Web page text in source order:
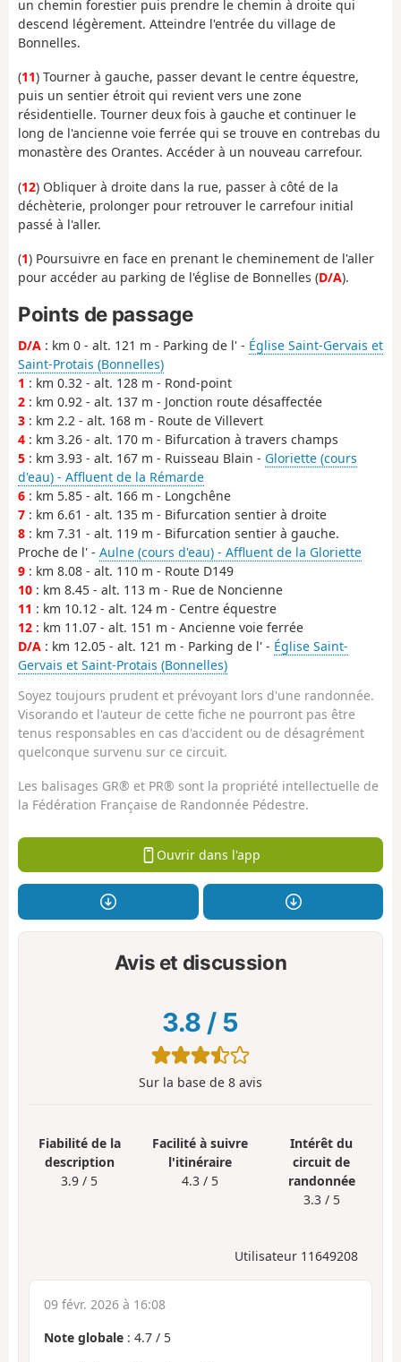
un chemin forestier puis prendre le chemin à droite qui
descend légèrement. Atteindre l'entrée du village de
Bonnelles.
(11) Tourner à gauche, passer devant le centre équestre,
puis un sentier étroit qui revient vers une zone
résidentielle. Tourner deux fois à gauche et continuer le
long de l'ancienne voie ferrée qui se trouve en contrebas du
monastère des Orantes. Accéder à un nouveau carrefour.
(12) Obliquer à droite dans la rue, passer à côté de la
déchèterie, prolonger pour retrouver le carrefour initial
passé à l'aller.
(1) Poursuivre en face en prenant le cheminement de l'aller
pour accéder au parking de l'église de Bonnelles (D/A).
Points de passage
D/A : km 0 - alt. 121 m - Parking de l' - Église Saint-Gervais et
Saint-Protais (Bonnelles)
1 : km 0.32 - alt. 128 m - Rond-point
2 : km 0.92 - alt. 137 m - Jonction route désaffectée
3 : km 2.2 - alt. 168 m - Route de Villevert
4 : km 3.26 - alt. 170 m - Bifurcation à travers champs
5 : km 3.93 - alt. 167 m - Ruisseau Blain - Gloriette (cours
d'eau) - Affluent de la Rémarde
6 : km 5.85 - alt. 166 m - Longchêne
7 : km 6.61 - alt. 135 m - Bifurcation sentier à droite
8 : km 7.31 - alt. 119 m - Bifurcation sentier à gauche.
Proche de l' - Aulne (cours d'eau) - Affluent de la Gloriette
9 : km 8.08 - alt. 110 m - Route D149
10 : km 8.45 - alt. 113 m - Rue de Noncienne
11 : km 10.12 - alt. 124 m - Centre équestre
12 : km 11.07 - alt. 151 m - Ancienne voie ferrée
D/A : km 12.05 - alt. 121 m - Parking de l' - Église Saint-
Gervais et Saint-Protais (Bonnelles)
Soyez toujours prudent et prévoyant lors d'une randonnée.
Visorando et l'auteur de cette fiche ne pourront pas être
tenus responsables en cas d'accident ou de désagrément
quelconque survenu sur ce circuit.
Les balisages GR® et PR® sont la propriété intellectuelle de
la Fédération Française de Randonnée Pédestre.
Ouvrir dans l'app
Avis et discussion
3.8 / 5
Sur la base de 8 avis
Fiabilité de la
description
3.9 / 5
Facilité à suivre
l'itinéraire
4.3 / 5
Intérêt du
circuit de
randonnée
3.3 / 5
Utilisateur 11649208
09 févr. 2026 à 16:08
Note globale : 4.7 / 5